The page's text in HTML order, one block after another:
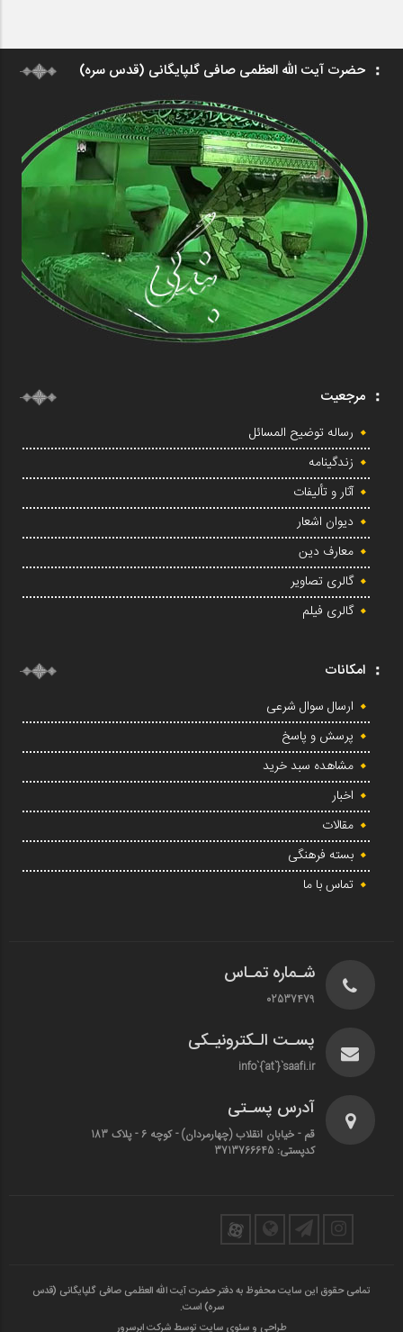
حضرت آیت الله العظمی صافی گلپایگانی (قدس سره)
مرجعیت
رساله توضیح المسائل
زندگینامه
آثار و تألیفات
دیوان اشعار
معارف دین
گالری تصاویر
گالری فیلم
امکانات
ارسال سوال شرعی
پرسش و پاسخ
مشاهده سبد خرید
اخبار
مقالات
بسته فرهنگی
تماس با ما
شـماره تمـاس
02537479
پسـت الـکترونیـکی
info`{`at`}`saafi.ir
آدرس پسـتی
قم - خیابان انقلاب (چهارمردان)‌ - کوچه 6 - پلاک 183
کدپستی: 3713766645
تمامی حقوق این سایت محفوظ به دفتر حضرت آیت الله العظمی صافی گلپایگانی (قدس
سره) است.
طراحی و سئوی سایت توسط شرکت ابرسرور